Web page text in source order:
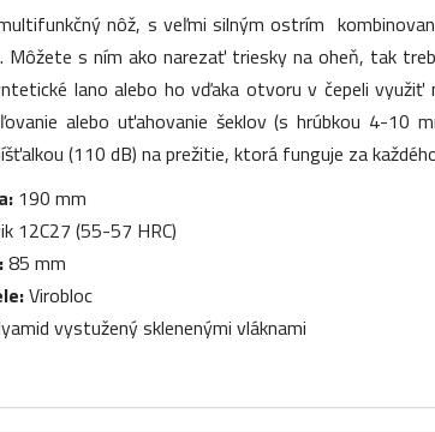
nôž, s veľmi silným ostrím
Môžete s ním ako narezať triesky na oheň, tak
lano alebo ho vďaka otvoru v čepeli využiť
alebo uťahovanie šeklov (s hrúbkou 4-10
(110 dB) na prežitie, ktorá funguje za
190 mm
12C27 (55-57 HRC)
85 mm
Virobloc
vystužený sklenenými vláknami